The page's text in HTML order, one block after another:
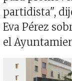
partidista",
Eva Pérez
el
Imagen